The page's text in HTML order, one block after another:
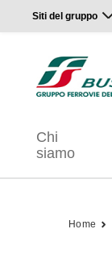
Siti del gruppo
Chi
siamo
Home